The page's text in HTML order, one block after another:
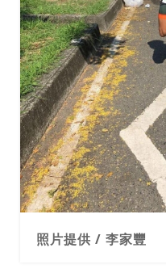
照片提供 / 李家豐